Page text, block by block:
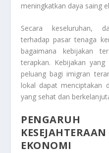
meningkatkan daya saing
Secara keseluruhan,
terhadap pasar tenaga
bagaimana kebijakan
terapkan. Kebijakan
peluang bagi imigran
lokal dapat menciptakan
yang sehat dan
EKONOMI